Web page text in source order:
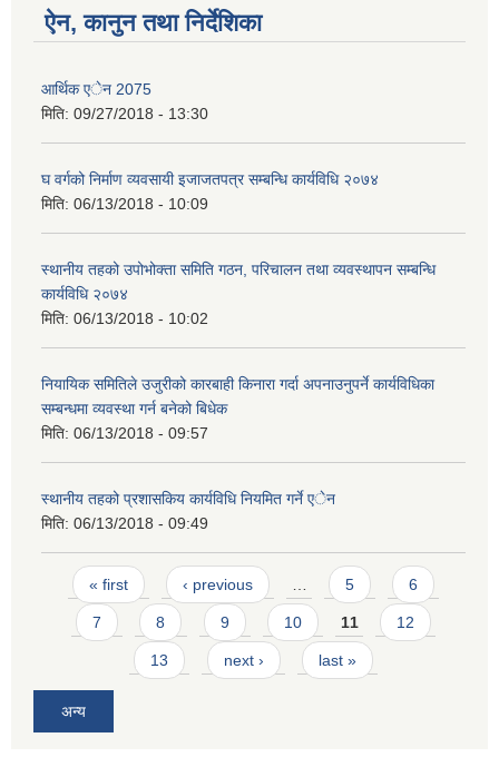
ऐन, कानुन तथा निर्देशिका
आर्थिक एेन 2075
मिति: 09/27/2018 - 13:30
घ वर्गको निर्माण व्यवसायी इजाजतपत्र सम्बन्धि कार्यविधि २०७४
मिति: 06/13/2018 - 10:09
स्थानीय तहको उपोभोक्ता समिति गठन, परिचालन तथा व्यवस्थापन सम्बन्धि
कार्यविधि २०७४
मिति: 06/13/2018 - 10:02
नियायिक समितिले उजुरीको कारबाही किनारा गर्दा अपनाउनुपर्ने कार्यविधिका
सम्बन्धमा व्यवस्था गर्न बनेको बिधेक
मिति: 06/13/2018 - 09:57
स्थानीय तहको प्रशासकिय कार्यविधि नियमित गर्ने एेन
मिति: 06/13/2018 - 09:49
Pages
« first ‹ previous 5 6
7 8 9 10 11 12
13 next › last »
अन्य